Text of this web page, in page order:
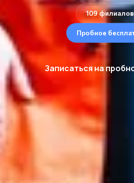
109 филиалов
Пробное
Записаться на